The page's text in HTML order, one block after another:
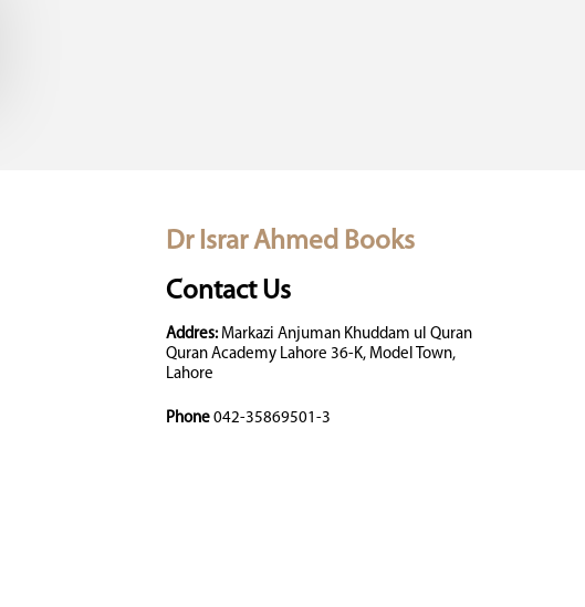
Dr Israr Ahmed Books
Contact Us
Addres:Markazi Anjuman Khuddam ul Quran
Quran Academy Lahore 36-K, Model Town,
Lahore
Phone 042-35869501-3